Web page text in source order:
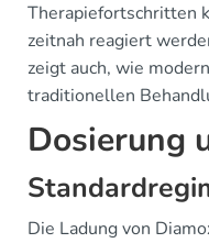
Therapiefortschritten
zeitnah reagiert
zeigt auch, wie
traditionellen
Dosierung
Die Ladung von